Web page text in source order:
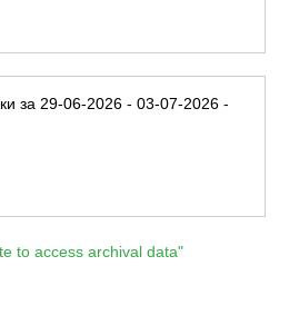
за 29-06-2026 - 03-07-2026 -
to access archival data"